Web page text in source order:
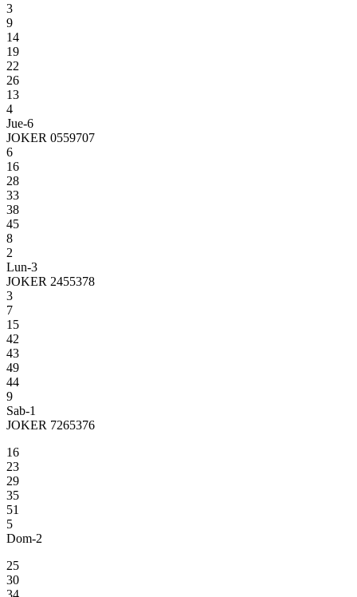
3
9
14
19
22
26
13
4
Jue-6
JOKER 0559707
6
16
28
33
38
45
8
2
Lun-3
JOKER 2455378
3
7
15
42
43
49
44
9
Sab-1
JOKER 7265376
16
23
29
35
51
5
Dom-2
25
30
34